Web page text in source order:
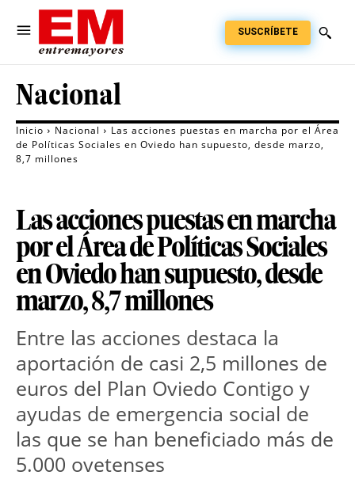
SUSCRÍBETE
Nacional
Inicio Nacional
Las acciones puestas en marcha por el Área
de Políticas Sociales en Oviedo han supuesto, desde marzo,
8,7 millones
Las acciones puestas en marcha
por el Área de Políticas Sociales
en Oviedo han supuesto, desde
marzo, 8,7 millones
Entre las acciones destaca la
aportación de casi 2,5 millones de
euros del Plan Oviedo Contigo y
ayudas de emergencia social de
las que se han beneficiado más de
5.000 ovetenses